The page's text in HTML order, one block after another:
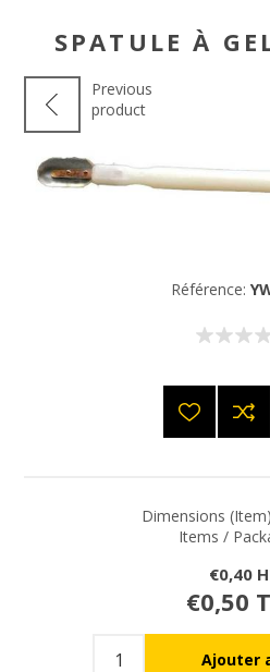
SPATULE À
Previous
product
Référence:
Dimensions
Items /
€0,40
€0,50